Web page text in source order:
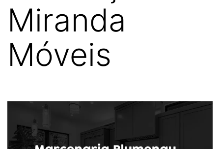
Miranda
Móveis